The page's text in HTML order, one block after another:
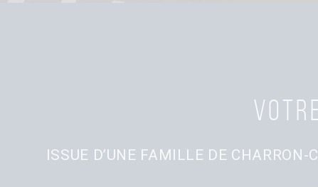
ISSUE D’UNE FAMILLE DE